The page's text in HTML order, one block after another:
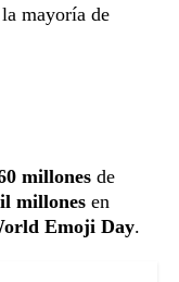
mayoría de
millones de
millones en
Emoji Day.